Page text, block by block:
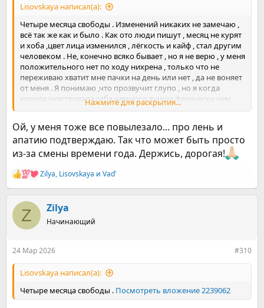
Lisovskaya написал(а):
Четыре месяца свободы . Изменений никаких не замечаю ,
всё так же как и было . Как ото люди пишут , месяц не курят
и хоба ,цвет лица изменился , лёгкость и кайф , стал другим
человеком . Не, конечно всяко бывает , но я не верю , у меня
положительного нет по ходу нихрена , только что не
переживаю хватит мне пачки на день или нет , да не воняет
от меня . Я понимаю ,что прозвучит глупо , но я когда
курила чувствовала себя намного лучше физически чем
сейчас ,все болячки активизировались , килограммы
раньше была равнодушна . Лень и апатия мои подружки , и
желания что-то менять , просто нет . Вот такой вот итог
четырех месяцев свободы , но я все равно рада что не курю
, во всяком случае пока ,как говорится Никогда не говори
никогда .
Нажмите для раскрытия...
Ой, у меня тоже все повылезало... про лень и
апатию подтверждаю. Так что может быть просто
из-за смены времени года. Держись, дорогая!
Р
е
к
ц
и
Zilya, Lisovskaya и Vad'
Z Zilya
Начинающий
24 Мар 2026 #310
Lisovskaya написал(а):
Четыре месяца свободы . Посмотреть вложение 2239062